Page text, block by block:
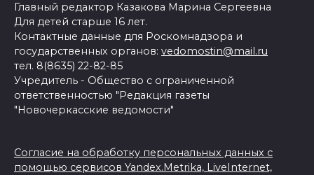
Главный редактор Казакова Марина Сергеевна
Для детей старше 16 лет.
Контактные данные для Роскомнадзора и
государственных органов: vedomostin@mail.ru
тел. 8(8635) 22-82-85
Учредитель - Общество с ограниченной
ответственностью "Редакция газеты
"Новочеркасские ведомости"
Согласие на обработку персональных данных с
помощью сервисов Yandex.Metrika, LiveInternet,